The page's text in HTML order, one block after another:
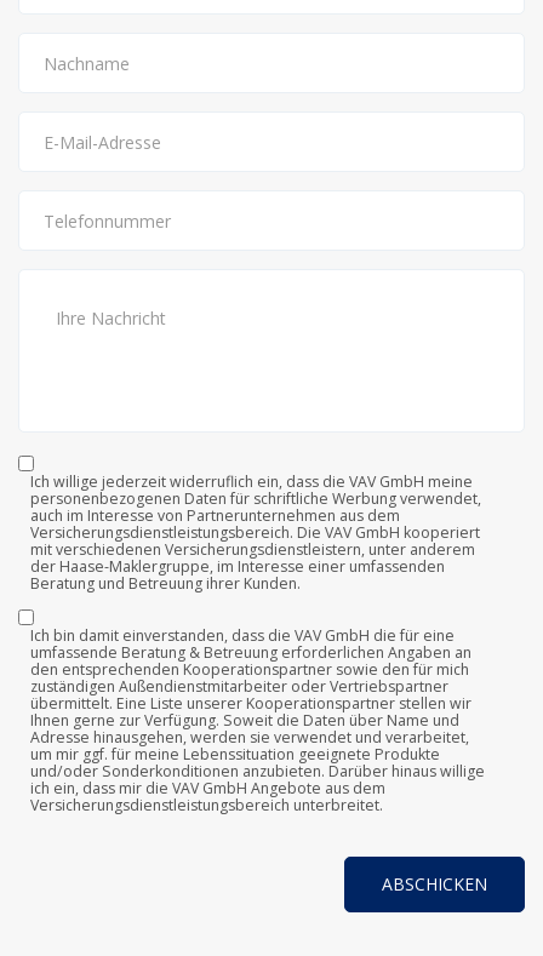
Ich willige jederzeit widerruflich ein, dass die VAV GmbH meine
personenbezogenen Daten für schriftliche Werbung verwendet,
auch im Interesse von Partnerunternehmen aus dem
Versicherungsdienstleistungsbereich. Die VAV GmbH kooperiert
mit verschiedenen Versicherungsdienstleistern, unter anderem
der Haase-Maklergruppe, im Interesse einer umfassenden
Beratung und Betreuung ihrer Kunden.
Ich bin damit einverstanden, dass die VAV GmbH die für eine
umfassende Beratung & Betreuung erforderlichen Angaben an
den entsprechenden Kooperationspartner sowie den für mich
zuständigen Außendienstmitarbeiter oder Vertriebspartner
übermittelt. Eine Liste unserer Kooperationspartner stellen wir
Ihnen gerne zur Verfügung. Soweit die Daten über Name und
Adresse hinausgehen, werden sie verwendet und verarbeitet,
um mir ggf. für meine Lebenssituation geeignete Produkte
und/oder Sonderkonditionen anzubieten. Darüber hinaus willige
ich ein, dass mir die VAV GmbH Angebote aus dem
Versicherungsdienstleistungsbereich unterbreitet.